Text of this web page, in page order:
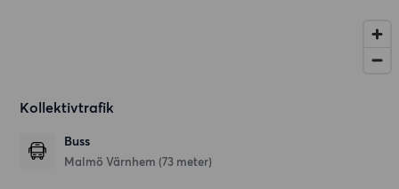
Kollektivtrafik
Buss
Malmö Värnhem (73 meter)